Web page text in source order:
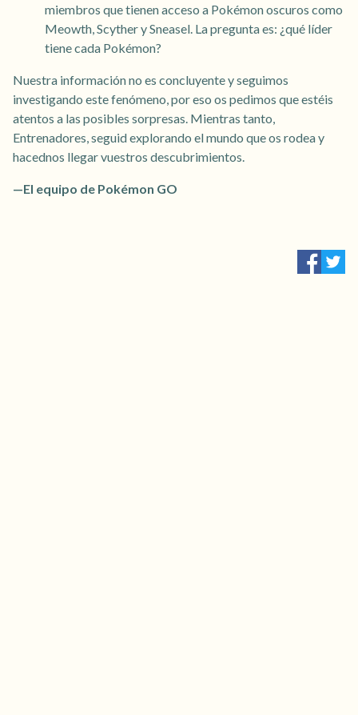
miembros que tienen acceso a Pokémon oscuros como
Meowth, Scyther y Sneasel. La pregunta es: ¿qué líder
tiene cada Pokémon?
Nuestra información no es concluyente y seguimos
investigando este fenómeno, por eso os pedimos que estéis
atentos a las posibles sorpresas. Mientras tanto,
Entrenadores, seguid explorando el mundo que os rodea y
hacednos llegar vuestros descubrimientos.
—El equipo de Pokémon GO